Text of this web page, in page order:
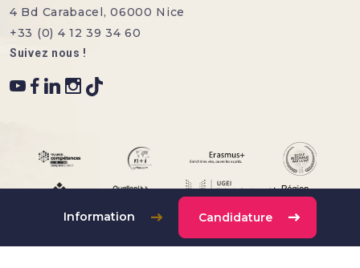
Information Candidature
4 Bd Carabacel, 06000 Nice
+33 (0) 4 12 39 34 60
Suivez nous !